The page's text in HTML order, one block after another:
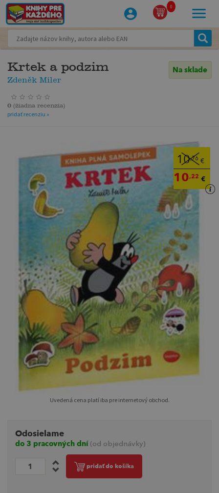
0
Krtek a podzim
Zdeněk Miler
Na sklade
0 (žiadna recenzia)
pridať recenziu »
10,76 €
10,22 €
Uvedená cena platí iba pre internetový obchod.
Odosielame
do 3 pracovných dní (od objednávky)
pridať do košíka